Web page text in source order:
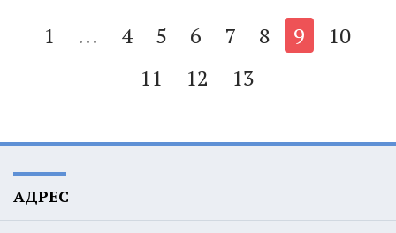
1 ... 4 5 6 7 8 9
10
11
12 13
АДРЕС